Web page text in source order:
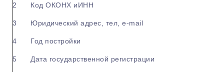
2 Код ОКОНХ иИНН
3 Юридический адрес, тел, e-mail
4 Год постройки
5 Дата государственной регистрации